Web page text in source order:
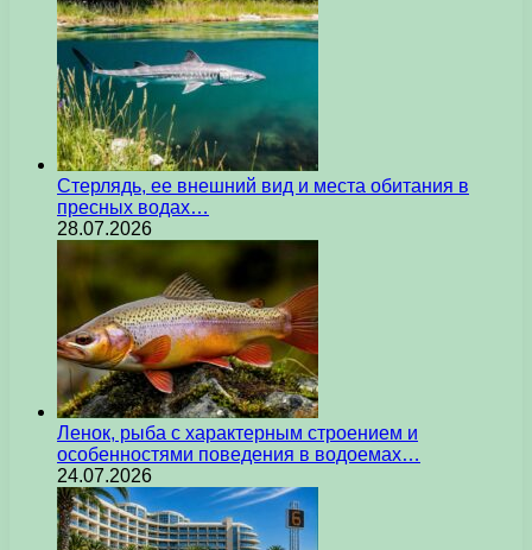
Стерлядь, ее внешний вид и места обитания в
пресных водах…
28.07.2026
Ленок, рыба с характерным строением и
особенностями поведения в водоемах…
24.07.2026